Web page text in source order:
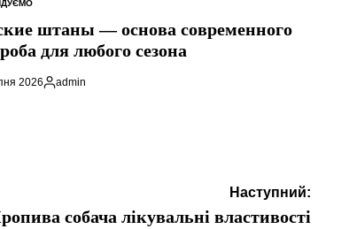
штаны — основа современного
для любого сезона
2026
Опубліковано
admin
Наступний:
собача лікувальні властивості